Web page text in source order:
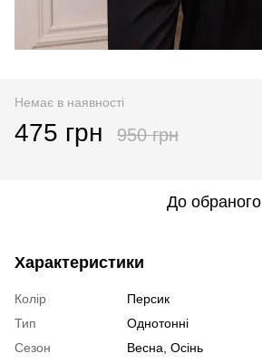
Немає в наявності
475 грн 950 грн
До обраного
Характеристики
Колір
Персик
Тип
Однотонні
Сезон
Весна, Осінь